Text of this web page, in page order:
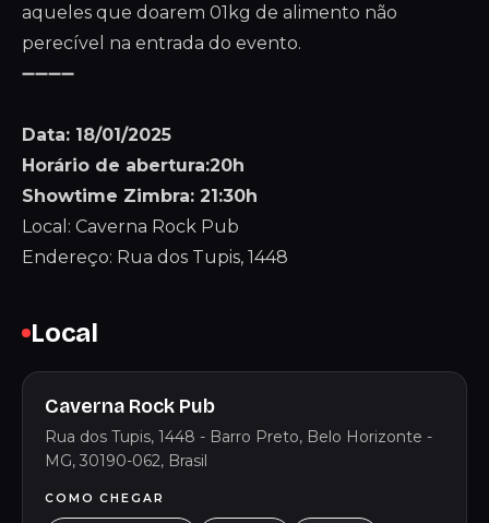
aqueles que doarem 01kg de alimento não
perecível na entrada do evento.
➖➖➖➖
Data: 18/01/2025
Horário de abertura:20h
Showtime Zimbra: 21:30h
Local: Caverna Rock Pub
Endereço: Rua dos Tupis, 1448
Local
Caverna Rock Pub
Rua dos Tupis, 1448 - Barro Preto, Belo Horizonte -
MG, 30190-062, Brasil
COMO CHEGAR